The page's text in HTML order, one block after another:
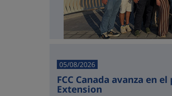
05/08/2026
FCC Canada avanza en
Extension